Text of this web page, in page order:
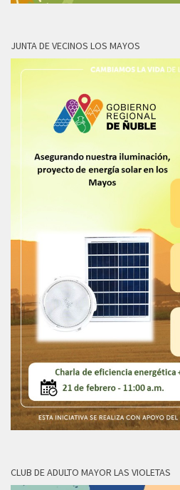
JUNTA DE VECINOS LOS MAYOS
CLUB DE ADULTO MAYOR LAS VIOLETAS